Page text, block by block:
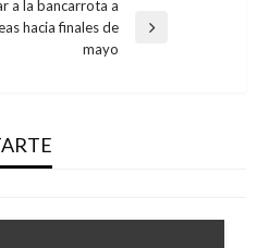
a la bancarrota a
hacia finales de
mayo
de economía naranja
20, 2020